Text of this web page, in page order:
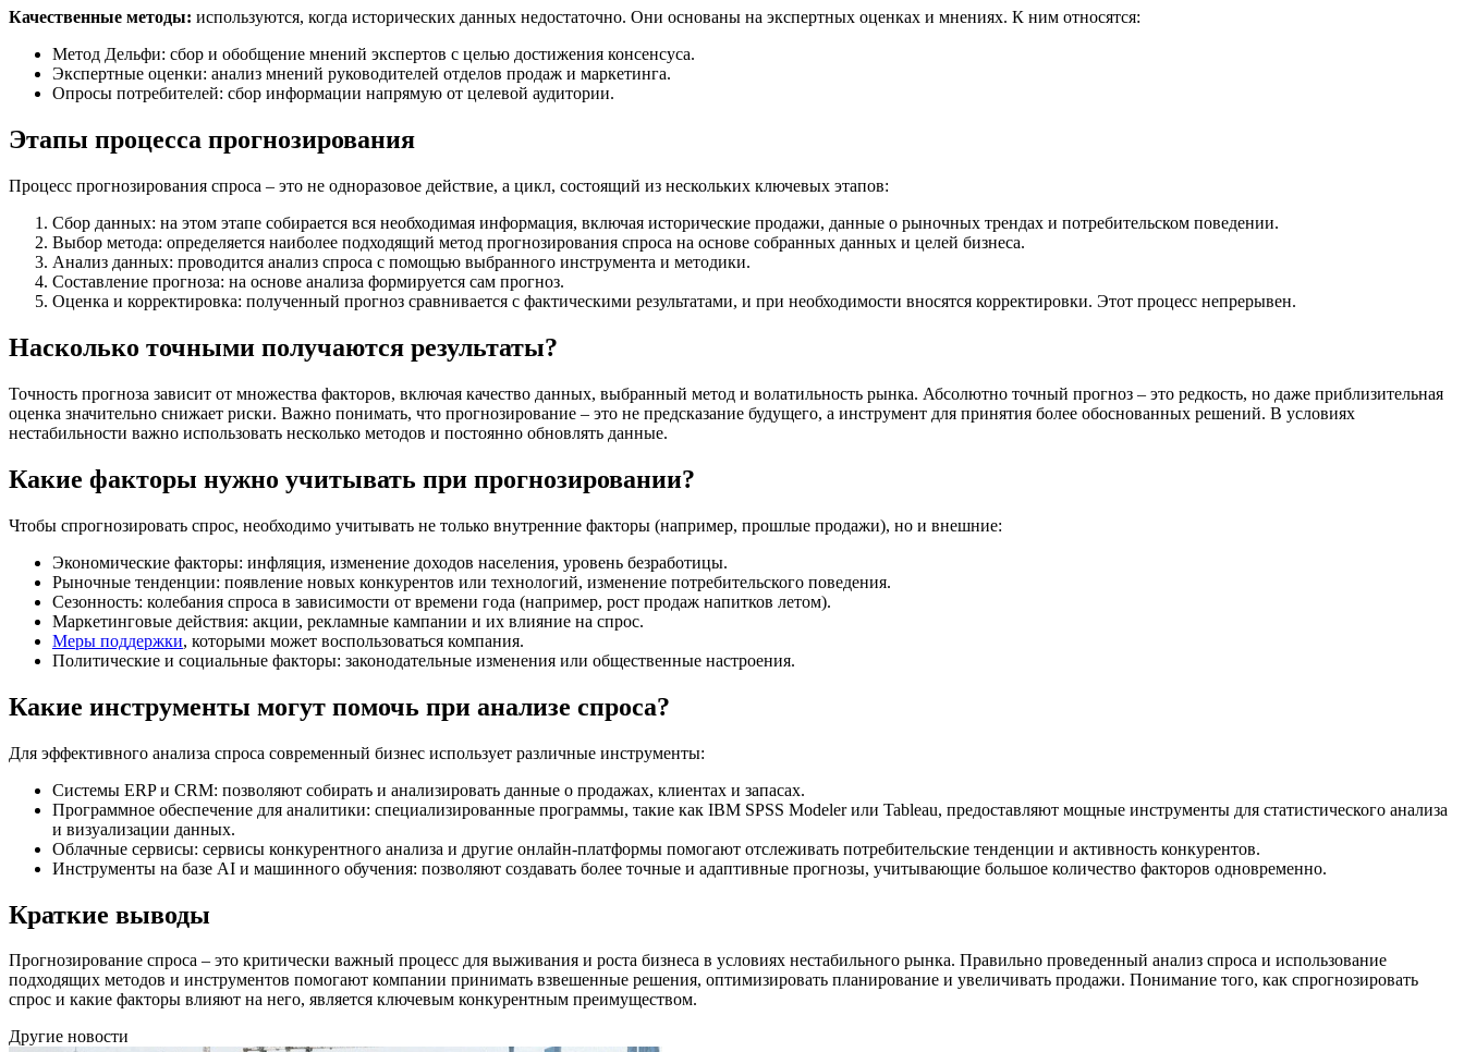
Качественные методы: используются, когда исторических данных недостаточно. Они основаны на экспертных оценках и мнениях. К ним относятся:
Метод Дельфи: сбор и обобщение мнений экспертов с целью достижения консенсуса.
Экспертные оценки: анализ мнений руководителей отделов продаж и маркетинга.
Опросы потребителей: сбор информации напрямую от целевой аудитории.
Этапы процесса прогнозирования
Процесс прогнозирования спроса – это не одноразовое действие, а цикл, состоящий из нескольких ключевых этапов:
Сбор данных: на этом этапе собирается вся необходимая информация, включая исторические продажи, данные о рыночных трендах и потребительском поведении.
Выбор метода: определяется наиболее подходящий метод прогнозирования спроса на основе собранных данных и целей бизнеса.
Анализ данных: проводится анализ спроса с помощью выбранного инструмента и методики.
Составление прогноза: на основе анализа формируется сам прогноз.
Оценка и корректировка: полученный прогноз сравнивается с фактическими результатами, и при необходимости вносятся корректировки. Этот процесс непрерывен.
Насколько точными получаются результаты?
Точность прогноза зависит от множества факторов, включая качество данных, выбранный метод и волатильность рынка. Абсолютно точный прогноз – это редкость, но даже приблизительная
оценка значительно снижает риски. Важно понимать, что прогнозирование – это не предсказание будущего, а инструмент для принятия более обоснованных решений. В условиях
нестабильности важно использовать несколько методов и постоянно обновлять данные.
Какие факторы нужно учитывать при прогнозировании?
Чтобы спрогнозировать спрос, необходимо учитывать не только внутренние факторы (например, прошлые продажи), но и внешние:
Экономические факторы: инфляция, изменение доходов населения, уровень безработицы.
Рыночные тенденции: появление новых конкурентов или технологий, изменение потребительского поведения.
Сезонность: колебания спроса в зависимости от времени года (например, рост продаж напитков летом).
Маркетинговые действия: акции, рекламные кампании и их влияние на спрос.
Меры поддержки, которыми может воспользоваться компания.
Политические и социальные факторы: законодательные изменения или общественные настроения.
Какие инструменты могут помочь при анализе спроса?
Для эффективного анализа спроса современный бизнес использует различные инструменты:
Системы ERP и CRM: позволяют собирать и анализировать данные о продажах, клиентах и запасах.
Программное обеспечение для аналитики: специализированные программы, такие как IBM SPSS Modeler или Tableau, предоставляют мощные инструменты для статистического анализа
и визуализации данных.
Облачные сервисы: сервисы конкурентного анализа и другие онлайн-платформы помогают отслеживать потребительские тенденции и активность конкурентов.
Инструменты на базе AI и машинного обучения: позволяют создавать более точные и адаптивные прогнозы, учитывающие большое количество факторов одновременно.
Краткие выводы
Прогнозирование спроса – это критически важный процесс для выживания и роста бизнеса в условиях нестабильного рынка. Правильно проведенный анализ спроса и использование
подходящих методов и инструментов помогают компании принимать взвешенные решения, оптимизировать планирование и увеличивать продажи. Понимание того, как спрогнозировать
спрос и какие факторы влияют на него, является ключевым конкурентным преимуществом.
Другие новости